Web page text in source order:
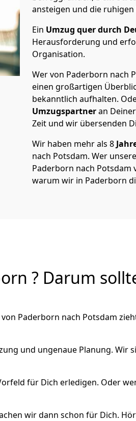
ansteigen und die
Ein Umzug quer durch
Herausforderung und
Organisation.
Wer von Paderborn nach
einen großartigen
bekanntlich aufhalten.
Umzugspartneran
Zeit und wir übersenden
Wir haben mehr als 8
nach Potsdam. Wer
Paderborn nach Potsdam
warum wir in Paderborn
? Darum
Paderborn nach Potsdam
und ungenaue Planung. Wir
für Dich erledigen. Oder
wir dann schon für Dich.